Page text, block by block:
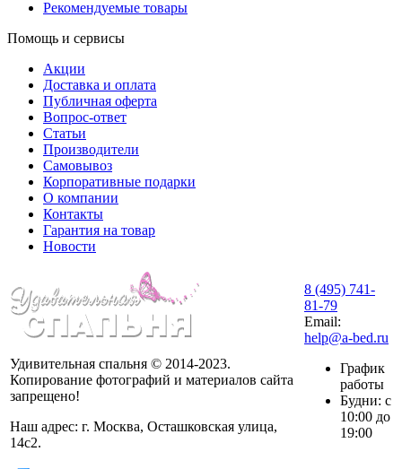
Рекомендуемые товары
Помощь и сервисы
Акции
Доставка и оплата
Публичная оферта
Вопрос-ответ
Статьи
Производители
Самовывоз
Корпоративные подарки
О компании
Контакты
Гарантия на товар
Новости
Удивительная спальня © 2014-2023.
Копирование фотографий и материалов сайта
запрещено!
Наш адрес: г. Москва, Осташковская улица,
14с2.
8 (495) 741-
81-79
Email:
help@a-bed.ru
График
работы
Будни: с
10:00 до
19:00